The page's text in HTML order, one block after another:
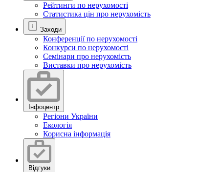
Рейтинги по нерухомості
Статистика цін про нерухомість
Заходи
Конференції по нерухомості
Конкурси по нерухомості
Семінари про нерухомість
Виставки про нерухомість
Інфоцентр
Регіони України
Екологія
Корисна інформація
Відгуки